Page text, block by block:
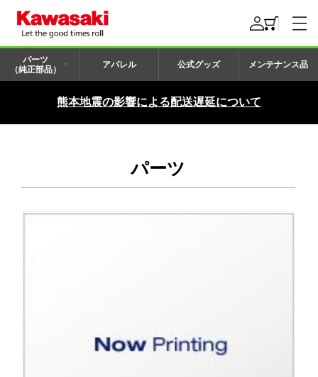
パーツ
（純正部品）
アパレル 公式グッズ メンテナンス品
熊本地震の影響による配送遅延について
パーツ